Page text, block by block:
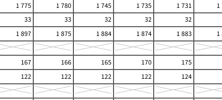
1 775 1 780 1 745 1 735 1 731
1
33 33 32 32
32
1 897 1 875 1 884 1 874 1 883
1
167 166 165 170 175
122 122 122 122 124